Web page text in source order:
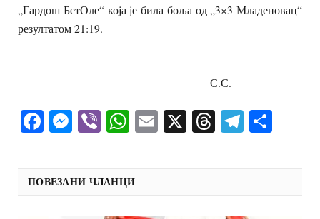
„Гардош БетОле“ која је била боља од „3×3 Младеновац“
резултатом 21:19.
С.С.
Facebook
Messenger
ViberWhatsApp
Email
X Threads
ПОВЕЗАНИ ЧЛАНЦИ